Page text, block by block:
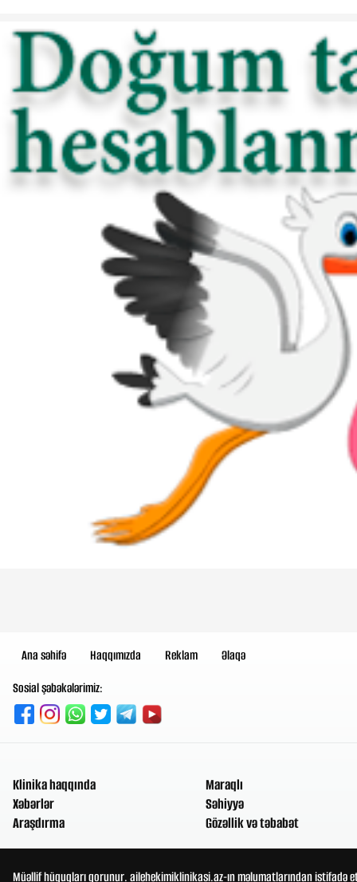
Ana səhifə Haqqımızda Reklam
Əlaqə
Sosial şəbəkələrimiz:
Klinika haqqında
Xəbərlər
Araşdırma
Maraqlı
Səhiyyə
Gözəllik və təbabət
Müəllif hüquqları qorunur. ailehekimiklinikasi.az-ın məlumatlarından